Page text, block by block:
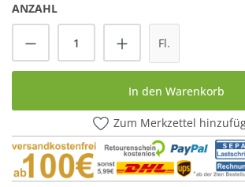
ANZAHL
Produkt Anzahl: Gib den
Fl.
In den Warenkorb
Zum Merkzettel